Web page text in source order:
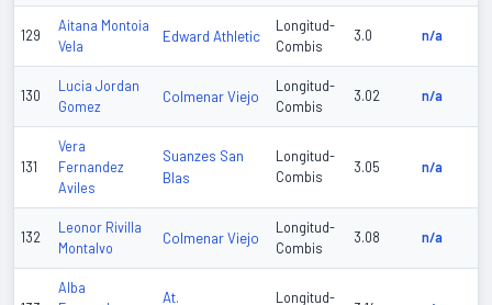
129
Aitana Montoia
Vela
Edward Athletic
Longitud-
Combis
3.0 n/a
130
Lucia Jordan
Gomez
Colmenar Viejo
Longitud-
Combis
3.02 n/a
131
Vera
Fernandez
Aviles
Suanzes San
Blas
Longitud-
Combis
3.05 n/a
132
Leonor Rivilla
Montalvo
Colmenar Viejo
Longitud-
Combis
3.08 n/a
Alba
At.
Longitud-